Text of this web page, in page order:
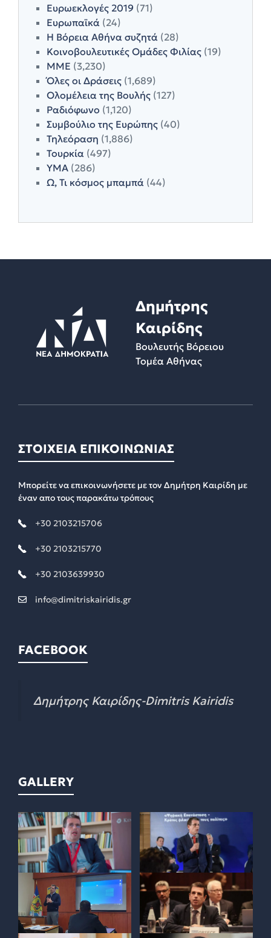
Ευρωεκλογές 2019 (71)
Ευρωπαϊκά (24)
Η Βόρεια Αθήνα συζητά (28)
Κοινοβουλευτικές Ομάδες Φιλίας (19)
ΜΜΕ (3,230)
Όλες οι Δράσεις (1,689)
Ολομέλεια της Βουλής (127)
Ραδιόφωνο (1,120)
Συμβούλιο της Ευρώπης (40)
Τηλεόραση (1,886)
Τουρκία (497)
ΥΜΑ (286)
Ω, Τι κόσμος μπαμπά (44)
Δημήτρης
Καιρίδης
Βουλευτής Βόρειου
Τομέα Αθήνας
ΣΤΟΙΧΕΙΑ ΕΠΙΚΟΙΝΩΝΙΑΣ
Μπορείτε να επικοινωνήσετε με τον Δημήτρη Καιρίδη με
έναν απο τους παρακάτω τρόπους
+30 2103215706
+30 2103215770
+30 2103639930
info@dimitriskairidis.gr
FACEBOOK
Δημήτρης Καιρίδης-Dimitris Kairidis
GALLERY